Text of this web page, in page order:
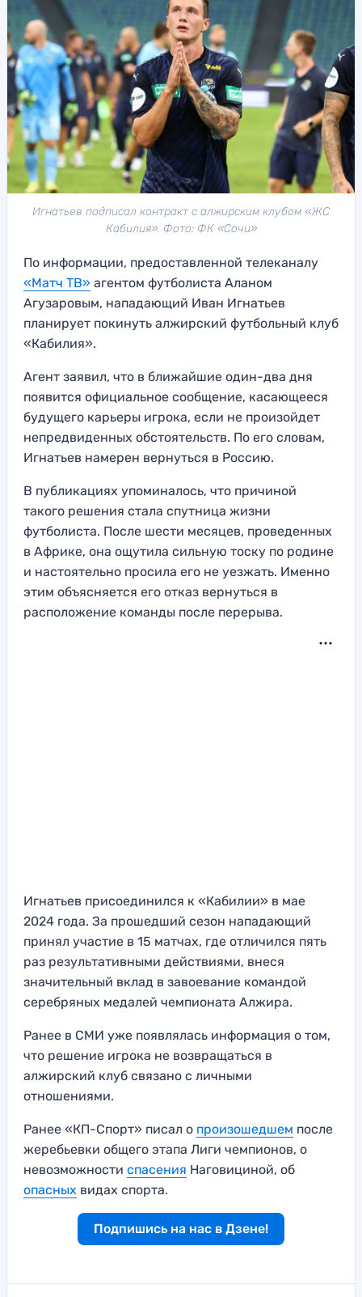
Игнатьев подписал контракт с алжирским клубом «ЖС
Кабилия». Фото: ФК «Сочи»
По информации, предоставленной телеканалу
«Матч ТВ» агентом футболиста Аланом
Агузаровым, нападающий Иван Игнатьев
планирует покинуть алжирский футбольный клуб
«Кабилия».
Агент заявил, что в ближайшие один-два дня
появится официальное сообщение, касающееся
будущего карьеры игрока, если не произойдет
непредвиденных обстоятельств. По его словам,
Игнатьев намерен вернуться в Россию.
В публикациях упоминалось, что причиной
такого решения стала спутница жизни
футболиста. После шести месяцев, проведенных
в Африке, она ощутила сильную тоску по родине
и настоятельно просила его не уезжать. Именно
этим объясняется его отказ вернуться в
расположение команды после перерыва.
Игнатьев присоединился к «Кабилии» в мае
2024 года. За прошедший сезон нападающий
принял участие в 15 матчах, где отличился пять
раз результативными действиями, внеся
значительный вклад в завоевание командой
серебряных медалей чемпионата Алжира.
Ранее в СМИ уже появлялась информация о том,
что решение игрока не возвращаться в
алжирский клуб связано с личными
отношениями.
Ранее «КП-Спорт» писал о произошедшем после
жеребьевки общего этапа Лиги чемпионов, о
невозможности спасения Наговициной, об
опасных видах спорта.
Подпишись на нас в Дзене!